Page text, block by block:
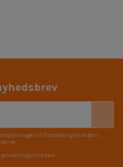
til framelding er anført i
privatlivspolitikken